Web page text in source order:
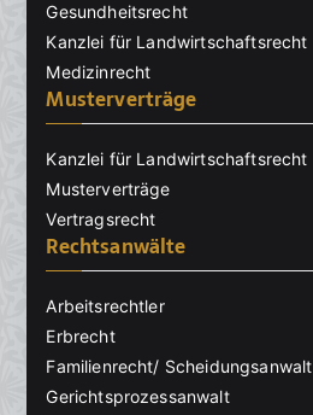
Gesundheitsrecht
Kanzlei für Landwirtschaftsrecht
Medizinrecht
Musterverträge
Kanzlei für Landwirtschaftsrecht
Musterverträge
Vertragsrecht
Rechtsanwälte
Arbeitsrechtler
Erbrecht
Familienrecht/ Scheidungsanwalt
Gerichtsprozessanwalt